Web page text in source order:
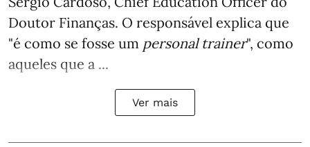
Doutor Finanças. O responsável explica que
"é como se fosse um personal trainer", como
aqueles que a ...
Ver mais